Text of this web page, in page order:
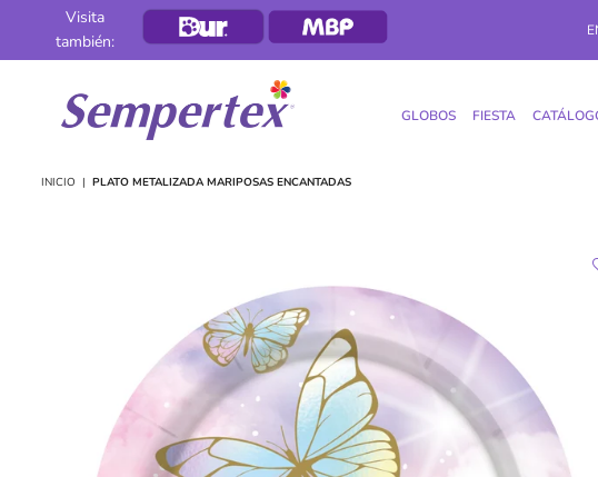
Visita
también:
SEMPERTEX
GLOBOS FIESTA
INICIO | PLATO METALIZADA MARIPOSAS ENCANTADAS